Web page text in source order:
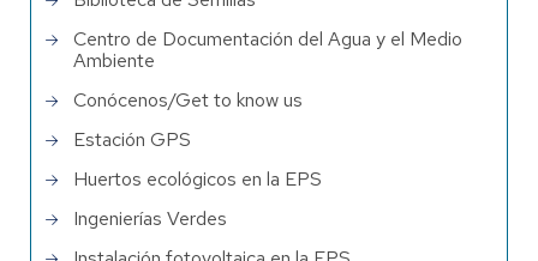
Centro de Documentación del Agua y el Medio
Ambiente
Conócenos/Get to know us
Estación GPS
Huertos ecológicos en la EPS
Ingenierías Verdes